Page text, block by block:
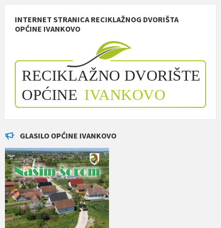
INTERNET STRANICA RECIKLAŽNOG DVORIŠTA
OPĆINE IVANKOVO
GLASILO OPĆINE IVANKOVO